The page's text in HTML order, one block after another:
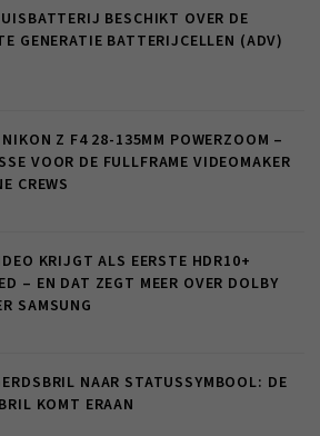
BESCHIKT OVER DE
GENERATIE BATTERIJCELLEN (ADV)
NIKON Z F4 28-135MM POWERZOOM –
VOOR DE FULLFRAME VIDEOMAKER
CREWS
KRIJGT ALS EERSTE HDR10+
– EN DAT ZEGT MEER OVER DOLBY
SAMSUNG
NAAR STATUSSYMBOOL: DE
KOMT ERAAN